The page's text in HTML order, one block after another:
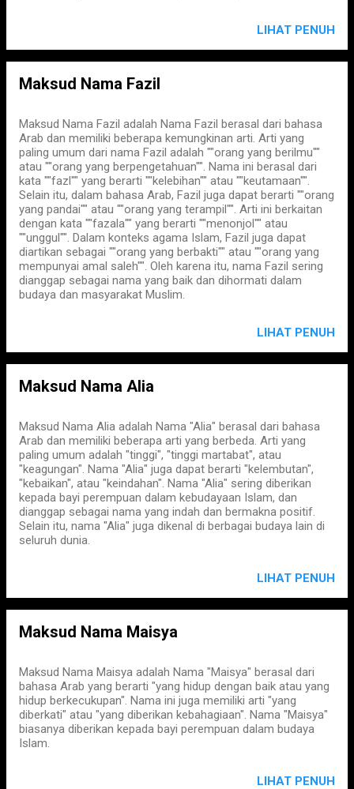
LIHAT PENUH
Maksud Nama Fazil
Maksud Nama Fazil adalah Nama Fazil berasal dari bahasa
Arab dan memiliki beberapa kemungkinan arti. Arti yang
paling umum dari nama Fazil adalah ""orang yang berilmu""
atau ""orang yang berpengetahuan"". Nama ini berasal dari
kata ""fazl"" yang berarti ""kelebihan"" atau ""keutamaan"".
Selain itu, dalam bahasa Arab, Fazil juga dapat berarti ""orang
yang pandai"" atau ""orang yang terampil"". Arti ini berkaitan
dengan kata ""fazala"" yang berarti ""menonjol"" atau
""unggul"". Dalam konteks agama Islam, Fazil juga dapat
diartikan sebagai ""orang yang berbakti"" atau ""orang yang
mempunyai amal saleh"". Oleh karena itu, nama Fazil sering
dianggap sebagai nama yang baik dan dihormati dalam
budaya dan masyarakat Muslim.
LIHAT PENUH
Maksud Nama Alia
Maksud Nama Alia adalah Nama "Alia" berasal dari bahasa
Arab dan memiliki beberapa arti yang berbeda. Arti yang
paling umum adalah "tinggi", "tinggi martabat", atau
"keagungan". Nama "Alia" juga dapat berarti "kelembutan",
"kebaikan", atau "keindahan". Nama "Alia" sering diberikan
kepada bayi perempuan dalam kebudayaan Islam, dan
dianggap sebagai nama yang indah dan bermakna positif.
Selain itu, nama "Alia" juga dikenal di berbagai budaya lain di
seluruh dunia.
LIHAT PENUH
Maksud Nama Maisya
Maksud Nama Maisya adalah Nama "Maisya" berasal dari
bahasa Arab yang berarti "yang hidup dengan baik atau yang
hidup berkecukupan". Nama ini juga memiliki arti "yang
diberkati" atau "yang diberikan kebahagiaan". Nama "Maisya"
biasanya diberikan kepada bayi perempuan dalam budaya
Islam.
LIHAT PENUH